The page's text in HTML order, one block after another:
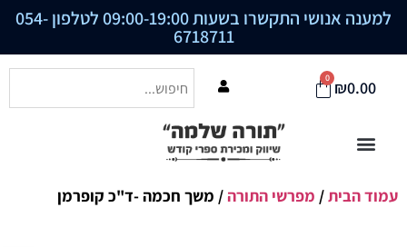
למענה אנושי התקשרו בשעות 09:00-19:00 לטלפון 054-
6718711
₪0.00
0
עמוד הבית/ מפרשי התורה/ משך חכמה -ד"כ קופרמן